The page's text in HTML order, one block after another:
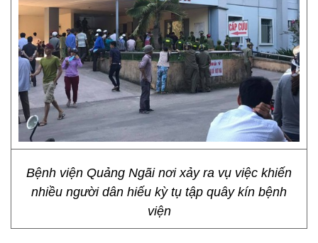
Bệnh viện Quảng Ngãi nơi xảy ra vụ việc khiến
nhiều người dân hiếu kỳ tụ tập quây kín bệnh
viện